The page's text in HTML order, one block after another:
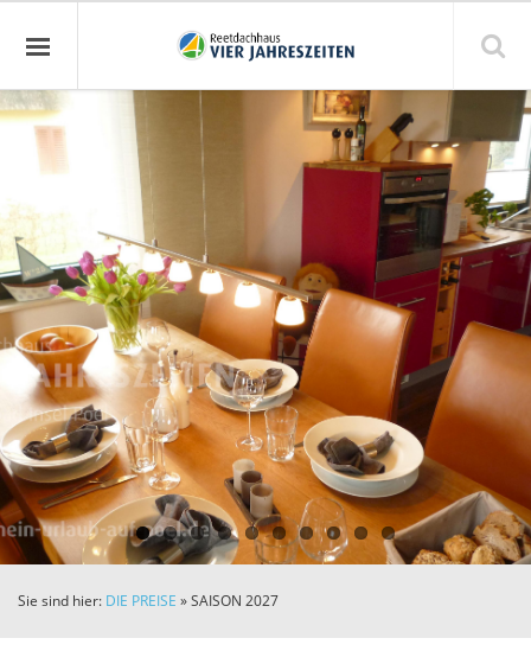
Sie sind hier: DIE PREISE »SAISON 2027